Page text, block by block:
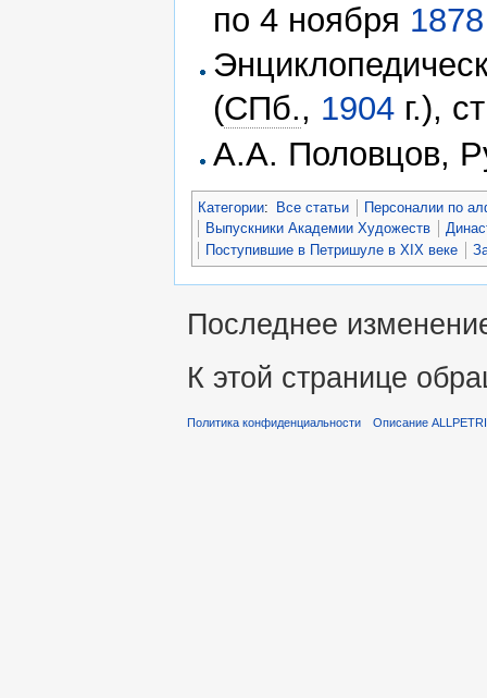
по 4 ноября 1878
(СПб., 1904 г.),
А.А. Половцов,
Категории: Все статьи
Персоналии по
Выпускники Академии Художеств
Поступившие в Петришуле в XIX веке
Последнее
К этой странице
Политика конфиденциальности Описание